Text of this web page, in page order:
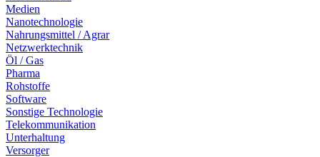
Medien
Nanotechnologie
Nahrungsmittel / Agrar
Netzwerktechnik
Öl / Gas
Pharma
Rohstoffe
Software
Sonstige Technologie
Telekommunikation
Unterhaltung
Versorger